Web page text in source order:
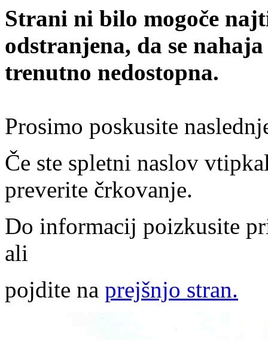
Strani ni bilo mogoče
odstranjena, da se
trenutno nedostopna.
Prosimo poskusite
Če ste spletni naslov
preverite črkovanje.
Do informacij poizkusite
ali
pojdite na prejšnjo stran.